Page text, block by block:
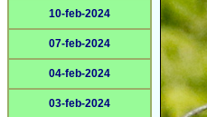
10-feb-2024
07-feb-2024
04-feb-2024
03-feb-2024